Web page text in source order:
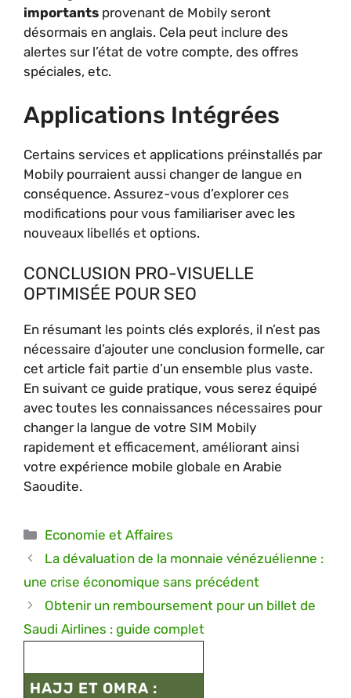
importants provenant de Mobily seront
désormais en anglais. Cela peut inclure des
alertes sur l’état de votre compte, des offres
spéciales, etc.
Applications Intégrées
Certains services et applications préinstallés par
Mobily pourraient aussi changer de langue en
conséquence. Assurez-vous d’explorer ces
modifications pour vous familiariser avec les
nouveaux libellés et options.
CONCLUSION PRO-VISUELLE
OPTIMISÉE POUR SEO
En résumant les points clés explorés, il n’est pas
nécessaire d’ajouter une conclusion formelle, car
cet article fait partie d’un ensemble plus vaste.
En suivant ce guide pratique, vous serez équipé
avec toutes les connaissances nécessaires pour
changer la langue de votre SIM Mobily
rapidement et efficacement, améliorant ainsi
votre expérience mobile globale en Arabie
Saoudite.
Catégories
Economie et Affaires
La dévaluation de la monnaie vénézuélienne :
une crise économique sans précédent
Obtenir un remboursement pour un billet de
Saudi Airlines : guide complet
HAJJ ET OMRA :